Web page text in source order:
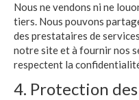
Nous ne vendons ni ne
tiers. Nous pouvons
des prestataires de
notre site et à fournir nos
respectent la
4. Protection